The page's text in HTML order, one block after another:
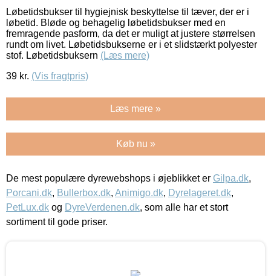
Løbetidsbukser til hygiejnisk beskyttelse til tæver, der er i
løbetid. Bløde og behagelig løbetidsbukser med en
fremragende pasform, da det er muligt at justere størrelsen
rundt om livet. Løbetidsbukserne er i et slidstærkt polyester
stof. Løbetidsbuksern (Læs mere)
39 kr. (Vis fragtpris)
Læs mere »
Køb nu »
De mest populære dyrewebshops i øjeblikket er Gilpa.dk,
Porcani.dk, Bullerbox.dk, Animigo.dk, Dyrelageret.dk,
PetLux.dk og DyreVerdenen.dk, som alle har et stort
sortiment til gode priser.